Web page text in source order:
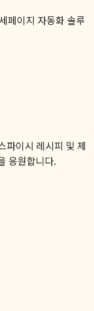
페이지 자동화 솔루
파이시 레시피 및 제
응원합니다.